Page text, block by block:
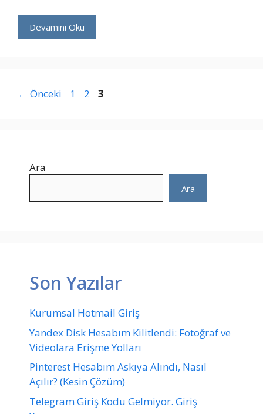
Devamını Oku
← Önceki Sayfa
1 Sayfa
2 Sayfa
3
Ara
Ara
Son Yazılar
Kurumsal Hotmail Giriş
Yandex Disk Hesabım Kilitlendi: Fotoğraf ve
Videolara Erişme Yolları
Pinterest Hesabım Askıya Alındı, Nasıl
Açılır? (Kesin Çözüm)
Telegram Giriş Kodu Gelmiyor. Giriş